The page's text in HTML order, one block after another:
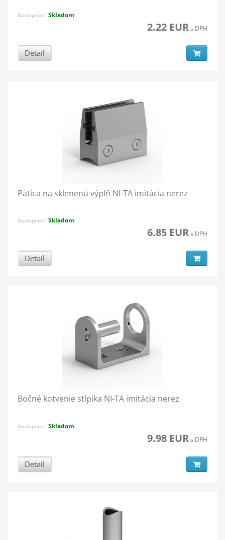
Dostupnosť: Skladom
2.22 EURs DPH
Detail
Pätica na sklenenú výplň NI-TA imitácia nerez
Dostupnosť: Skladom
6.85 EURs DPH
Detail
Bočné kotvenie stĺpika NI-TA imitácia nerez
Dostupnosť: Skladom
9.98 EURs DPH
Detail